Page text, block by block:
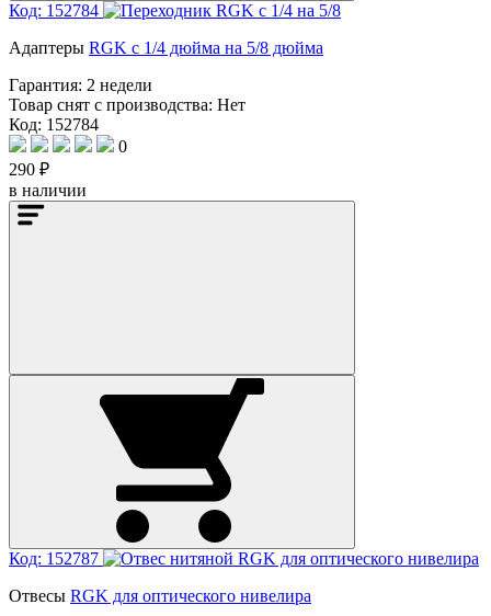
Код: 152784
Адаптеры RGK с 1/4 дюйма на 5/8 дюйма
Гарантия: 2 недели
Товар снят с производства: Нет
Код: 152784
0
290 ₽
в наличии
Код: 152787
Отвесы RGK для оптического нивелира